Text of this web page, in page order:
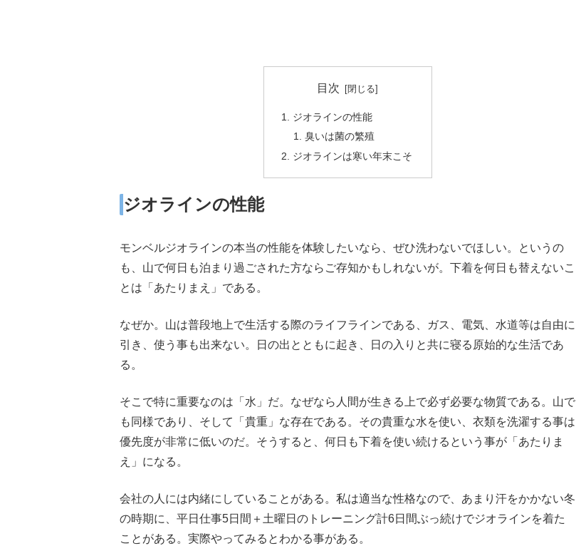
目次
ジオラインの性能
臭いは菌の繁殖
ジオラインは寒い年末こそ
ジオラインの性能
モンベルジオラインの本当の性能を体験したいなら、ぜひ洗わないでほしい。というの
も、山で何日も泊まり過ごされた方ならご存知かもしれないが。下着を何日も替えないこ
とは「あたりまえ」である。
なぜか。山は普段地上で生活する際のライフラインである、ガス、電気、水道等は自由に
引き、使う事も出来ない。日の出とともに起き、日の入りと共に寝る原始的な生活であ
る。
そこで特に重要なのは「水」だ。なぜなら人間が生きる上で必ず必要な物質である。山で
も同様であり、そして「貴重」な存在である。その貴重な水を使い、衣類を洗濯する事は
優先度が非常に低いのだ。そうすると、何日も下着を使い続けるという事が「あたりま
え」になる。
会社の人には内緒にしていることがある。私は適当な性格なので、あまり汗をかかない冬
の時期に、平日仕事5日間＋土曜日のトレーニング計6日間ぶっ続けでジオラインを着た
ことがある。実際やってみるとわかる事がある。